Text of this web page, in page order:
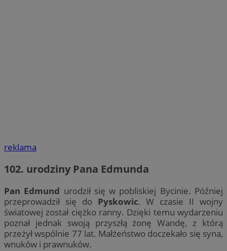
reklama
102. urodziny Pana Edmunda
Pan Edmund urodził się w pobliskiej Bycinie. Później
przeprowadził się do Pyskowic. W czasie II wojny
światowej został ciężko ranny. Dzięki temu wydarzeniu
poznał jednak swoją przyszłą żonę Wandę, z którą
przeżył wspólnie 77 lat. Małżeństwo doczekało się syna,
wnuków i prawnuków.